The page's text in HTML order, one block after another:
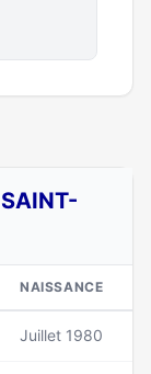
NAISSANCE
Juillet 1980